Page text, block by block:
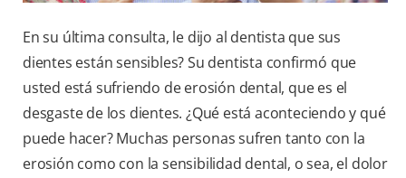
En su última consulta, le dijo al dentista que sus
dientes están sensibles? Su dentista confirmó que
usted está sufriendo de erosión dental, que es el
desgaste de los dientes. ¿Qué está aconteciendo y qué
puede hacer? Muchas personas sufren tanto con la
erosión como con la sensibilidad dental, o sea, el dolor